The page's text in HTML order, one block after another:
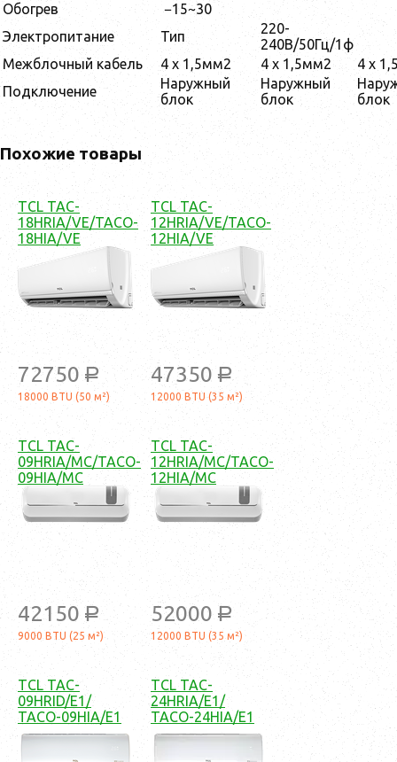
Обогрев
−15~30
Электропитание
Тип
220-
240В/50Гц/1ф
Межблочный кабель
4 х 1,5мм2 4 х 1,5мм2
4 х
Подключение
Наружный
блок
Наружный
блок
блок
Похожие товары
TCL TAC-
18HRIA/VE/TACO-
18HIA/VE
72750 a
18000 BTU (50 м²)
TCL TAC-
12HRIA/VE/TACO-
12HIA/VE
47350 a
12000 BTU (35 м²)
TCL TAC-
09HRIA/MC/TACO-
09HIA/MC
42150 a
9000 BTU (25 м²)
TCL TAC-
12HRIA/MC/TACO-
12HIA/MC
52000 a
12000 BTU (35 м²)
TCL TAC-
09HRID/E1/
TACO-09HIA/E1
TCL TAC-
24HRIA/E1/
TACO-24HIA/E1